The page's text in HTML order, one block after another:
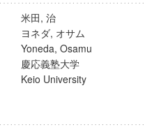
米田, 治
ヨネダ, オサム
Yoneda, Osamu
慶応義塾大学
Keio University